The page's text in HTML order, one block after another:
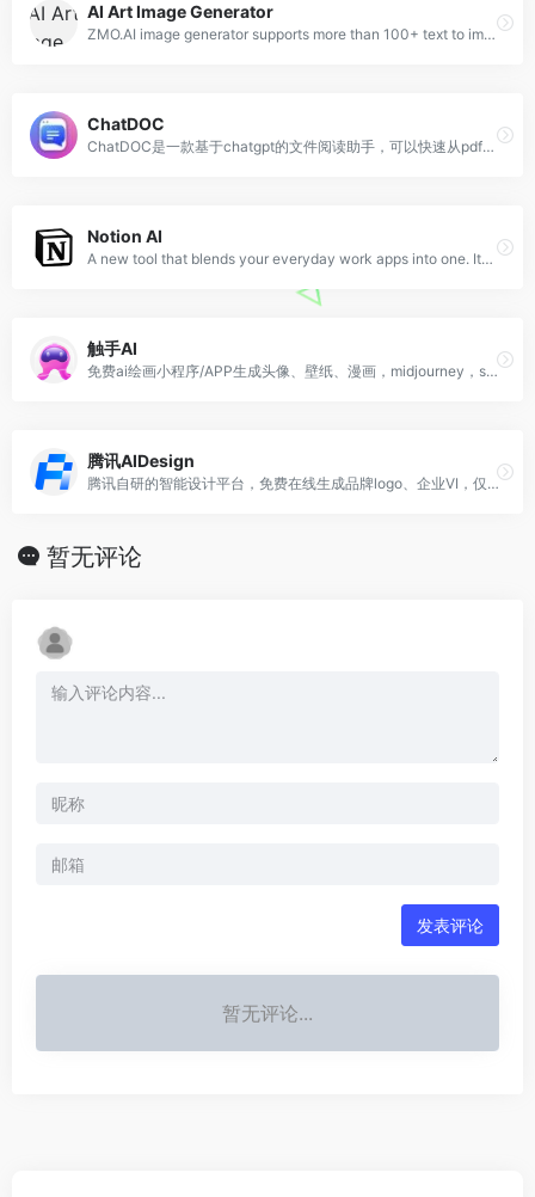
AI Art Image Generator
ZMO.AI image generator supports more than 100+ text to image models, ai photo generator, controlNet etc. Try best AI picture generator for free
ChatDOC
ChatDOC是一款基于chatgpt的文件阅读助手，可以快速从pdf中提取、定位和总结信息，能够理解文本、表格和图像。最全面的AI产品信息，让用户快速、便捷地了解和使用各种AI产品。
Notion AI
A new tool that blends your everyday work apps into one. It&#x27;s the all-in-one workspace for you and your team.
触手AI
免费ai绘画小程序/APP生成头像、壁纸、漫画，midjourney，stablediffusion，Lora模型训练、海量艺术模型广场，产品、广告设计
腾讯AIDesign
腾讯自研的智能设计平台，免费在线生成品牌logo、企业VI，仅需3步助您开启业务。
暂无评论
发表评论
暂无评论...